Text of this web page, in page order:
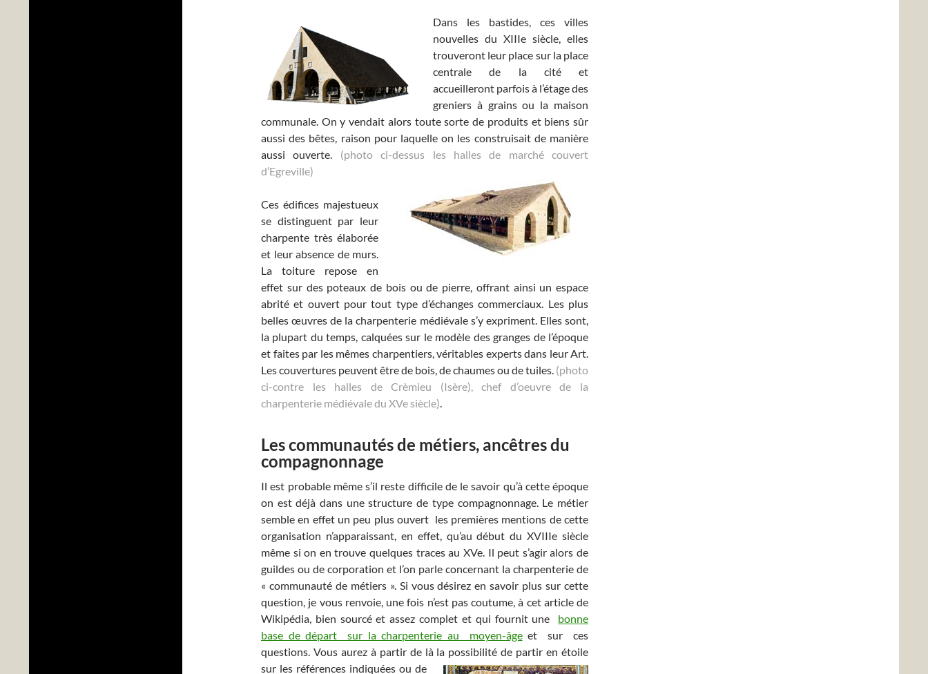
Dans les bastides, ces villes
nouvelles du XIIIe siècle, elles
trouveront leur place sur la place
centrale de la cité et
accueilleront parfois à l’étage des
greniers à grains ou la maison
communale. On y vendait alors toute sorte de produits et biens sûr
aussi des bêtes, raison pour laquelle on les construisait de manière
aussi ouverte. (photo ci-dessus les halles de marché couvert
d’Egreville)
Ces édifices majestueux
se distinguent par leur
charpente très élaborée
et leur absence de murs.
La toiture repose en
effet sur des poteaux de bois ou de pierre, offrant ainsi un espace
abrité et ouvert pour tout type d’échanges commerciaux. Les plus
belles œuvres de la charpenterie médiévale s’y expriment. Elles sont,
la plupart du temps, calquées sur le modèle des granges de l’époque
et faites par les mêmes charpentiers, véritables experts dans leur Art.
Les couvertures peuvent être de bois, de chaumes ou de tuiles. (photo
ci-contre les halles de Crèmieu (Isère), chef d’oeuvre de la
charpenterie médiévale du XVe siècle)
Les communautés de métiers, ancêtres du
compagnonnage
Il est probable même s’il reste difficile de le savoir qu’à cette époque
on est déjà dans une structure de type compagnonnage. Le métier
semble en effet un peu plus ouvert les premières mentions de cette
organisation n’apparaissant, en effet, qu’au début du XVIIIe siècle
même si on en trouve quelques traces au XVe. Il peut s’agir alors de
guildes ou de corporation et l’on parle concernant la charpenterie de
« communauté de métiers ». Si vous désirez en savoir plus sur cette
question, je vous renvoie, une fois n’est pas coutume, à cet article de
Wikipédia, bien sourcé et assez complet et qui fournit une bonne
base de départ sur la charpenterie au moyen-âgeet sur ces
questions. Vous aurez à partir de là la possibilité de partir en étoile
sur les références indiquées ou de